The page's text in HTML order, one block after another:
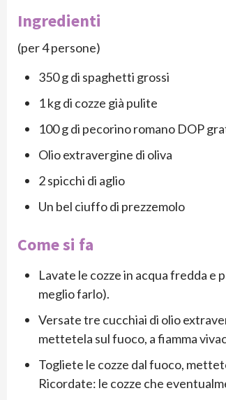
Ingredienti
(per 4 persone)
350 g di spaghetti grossi
1 kg di cozze già pulite
100 g di pecorino romano DOP
Olio extravergine di oliva
2 spicchi di aglio
Un bel ciuffo di prezzemolo
Come si fa
Lavate le cozze in acqua fredda e
meglio farlo).
Versate tre cucchiai di olio
mettetela sul fuoco, a fiamma
Togliete le cozze dal fuoco,
Ricordate: le cozze che